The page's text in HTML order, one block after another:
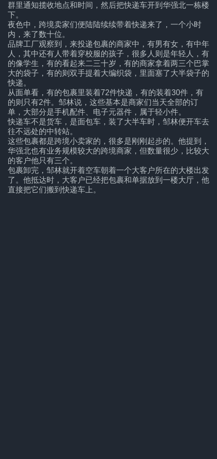
群里通知揽收地点和时间，然后把快递车开到华强北一栋楼
下。
夜色中，跨境卖家们便陆陆续续带着快递来了，一个小时
内，来了数十位。
品牌工厂观察到，来投递包裹的商家中，有男有女，有中年
人，其中还有人带着穿校服的孩子，很多人则是年轻人，有
的像学生，有的看起来二三十岁，有的商家拿着两三个巴掌
大的袋子，有的则双手提着大编织袋，里面塞了大半袋子的
快递。
从面单看，有的包裹里装着72件快递，有的装着30件，有
的则只有2件。邹林说，这些基本是商家们当天全部的订
单，大部分是手机配件、电子元器件，属于轻小件。
快递车不是货车，是面包车，装了大半车时，邹林便开车去
往不远处的中转站。
这些包裹都是跨境小卖家的，很多是刚刚起步的。他提到，
华强北也有业务规模较大的跨境商家，但数量很少，比较大
的客户他只有三个。
包裹卸完，邹林就开着空车朝着一个大客户所在的大楼出发
了。他抵达时，大客户已经把包裹和单据放到一楼大厅，他
直接把它们搬到快递车上。